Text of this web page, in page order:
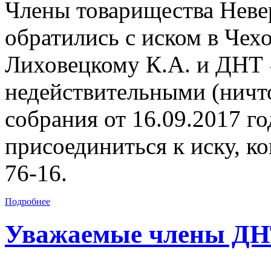
Члены товарищества
обратились с иском в
Лиховецкому К.А. и ДНТ
недействительными
собрания от 16.09.2017
присоединиться к иску,
76-16.
Подробнее
Уважаемые члены